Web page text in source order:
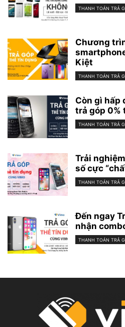
THANH TOÁN TRẢ
Chương
Kiệt
THANH TOÁN TRẢ
Còn gì hấp
trả góp 0%
THANH TOÁN TRẢ
Trải
số cực
THANH TOÁN TRẢ
Đến ngay
nhận
THANH TOÁN TRẢ